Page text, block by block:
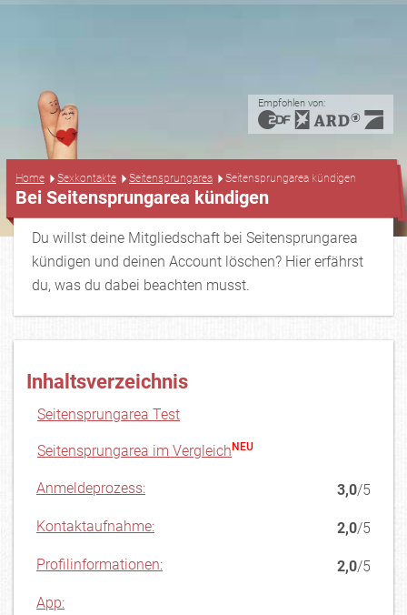
Empfohlen von:
Home Sexkontakte Seitensprungarea Seitensprungarea kündigen
Bei Seitensprungarea kündigen
Du willst deine Mitgliedschaft bei Seitensprungarea
kündigen und deinen Account löschen? Hier erfährst
du, was du dabei beachten musst.
Inhaltsverzeichnis
Seitensprungarea Test
Seitensprungarea im Vergleich NEU
Anmeldeprozess: 3,0/5
Kontaktaufnahme: 2,0/5
Profilinformationen: 2,0/5
App: